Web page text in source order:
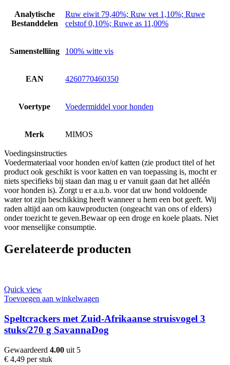
Analytische
Bestanddelen
Ruw eiwit 79,40%; Ruw vet 1,10%; Ruwe
celstof 0,10%; Ruwe as 11,00%
Samenstelliing 100% witte vis
EAN 4260770460350
Voertype Voedermiddel voor honden
Merk MIMOS
Voedingsinstructies
Voedermateriaal voor honden en/of katten (zie product titel of het
product ook geschikt is voor katten en van toepassing is, mocht er
niets specifieks bij staan dan mag u er vanuit gaan dat het alléén
voor honden is). Zorgt u er a.u.b. voor dat uw hond voldoende
water tot zijn beschikking heeft wanneer u hem een bot geeft. Wij
raden altijd aan om kauwproducten (ongeacht van ons of elders)
onder toezicht te geven.Bewaar op een droge en koele plaats. Niet
voor menselijke consumptie.
Gerelateerde producten
Quick view
Toevoegen aan winkelwagen
Speltcrackers met Zuid-Afrikaanse struisvogel 3
stuks/270 g SavannaDog
Gewaardeerd 4.00 uit 5
€ 4,49 per stuk